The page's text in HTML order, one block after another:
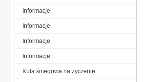
Informacje
Informacje
Informacje
Informacje
Kula śniegowa na życzenie